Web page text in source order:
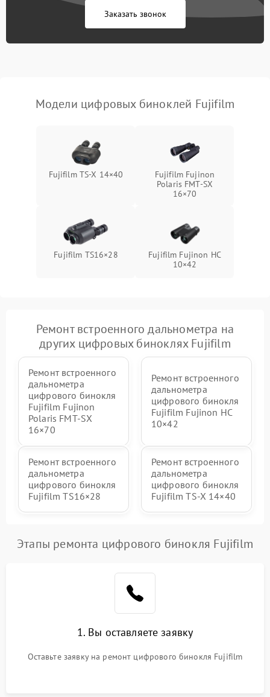
1500 ₽ Подробнее →
Заказать звонок
Модели цифровых биноклей Fujifilm
Fujifilm TS‑X 14×40
Fujifilm Fujinon
Polaris FMT‑SX
16×70
Fujifilm TS16×28
Fujifilm Fujinon HC
10×42
Ремонт встроенного дальнометра на
других цифровых биноклях Fujifilm
Ремонт встроенного
дальнометра
цифрового бинокля
Fujifilm Fujinon
Polaris FMT‑SX
16×70
Ремонт встроенного
дальнометра
цифрового бинокля
Fujifilm Fujinon HC
10×42
Ремонт встроенного
дальнометра
цифрового бинокля
Fujifilm TS16×28
Ремонт встроенного
дальнометра
цифрового бинокля
Fujifilm TS‑X 14×40
Этапы ремонта цифрового бинокля Fujifilm
1. Вы оставляете заявку
Оставьте заявку на ремонт цифрового бинокля Fujifilm